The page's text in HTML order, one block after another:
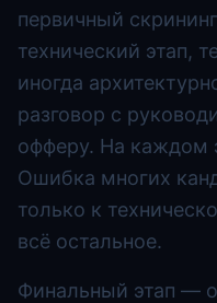
первичный
технический этап,
иногда
разговор с
офферу. На каждом
Ошибка многих
только к
всё остальное.
Финальный этап —